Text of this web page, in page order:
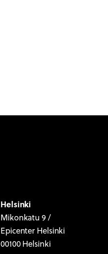
Helsinki
Mikonkatu 9 /
Epicenter Helsinki
00100 Helsinki